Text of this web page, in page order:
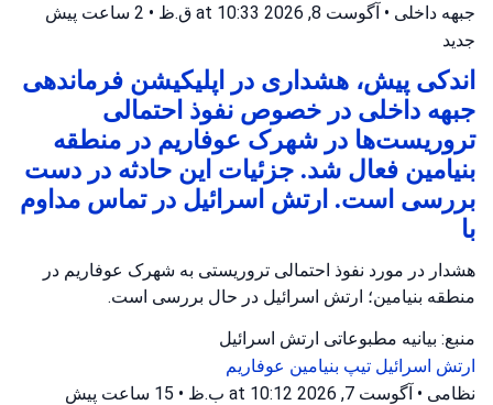
جبهه داخلی • آگوست 8, 2026 at 10:33 ق.ظ • 2 ساعت پیش
جدید
اندکی پیش، هشداری در اپلیکیشن فرماندهی
جبهه داخلی در خصوص نفوذ احتمالی
تروریست‌ها در شهرک عوفاریم در منطقه
بنیامین فعال شد. جزئیات این حادثه در دست
بررسی است. ارتش اسرائیل در تماس مداوم
با
هشدار در مورد نفوذ احتمالی تروریستی به شهرک عوفاریم در
منطقه بنیامین؛ ارتش اسرائیل در حال بررسی است.
منبع: بیانیه مطبوعاتی ارتش اسرائیل
ارتش اسرائیل تیپ بنیامین عوفاریم
نظامی • آگوست 7, 2026 at 10:12 ب.ظ • 15 ساعت پیش